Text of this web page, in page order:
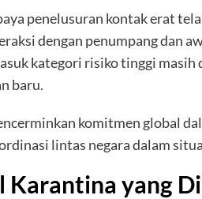
penelusuran kontak erat
dengan penumpang dan
kategori risiko tinggi
baru.
komitmen global
lintas negara dalam
Karantina yang